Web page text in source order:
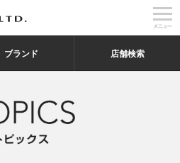
ブランド 店舗検索